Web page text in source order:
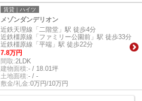
賃貸｜ハイツ
メゾンダンデリオン
近鉄天理線「二階堂」駅 徒歩4分
近鉄橿原線「ファミリー公園前」駅 徒歩33分
近鉄橿原線「平端」駅 徒歩22分
7.8万円
間取:2LDK
建物面積:- / 18.01坪
土地面積:- / -
敷金/礼金:0万円/10万円